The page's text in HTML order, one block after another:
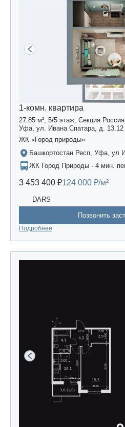
1-комн. квартира
27.85 м², 5/5 этаж, Секция
Уфа, ул. Ивана Спатара, д. 13.12
ЖК «Город природы»
Башкортостан Респ, Уфа, ул
ЖК Город Природы · 4 мин.
3 453 400 ₽124 000 ₽/м²
DARS
Позвонить
Подробнее